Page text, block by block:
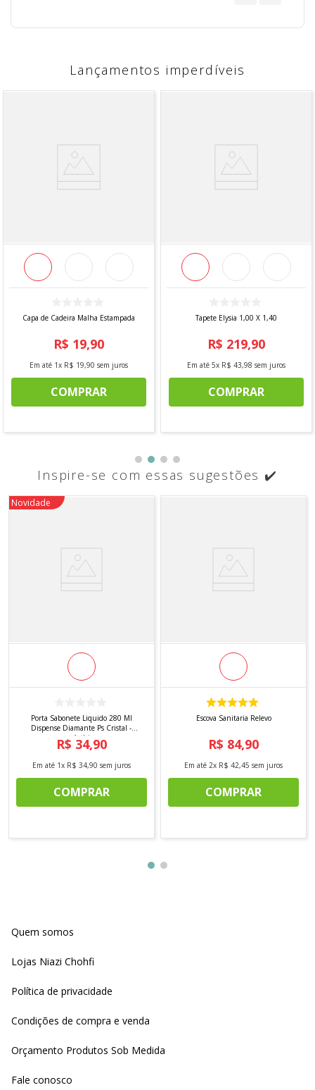
Lançamentos imperdíveis
Capa de Cadeira Malha Estampada
R$ 19,90
Em até 1x R$ 19,90 sem juros
COMPRAR
Tapete Elysia 1,00 X 1,40
R$ 219,90
Em até 5x R$ 43,98 sem juros
COMPRAR
Inspire-se com essas sugestões ✔️
Novidade
Porta Sabonete Liquido 280 Ml
Dispense Diamante Ps Cristal -
Arthi
R$ 34,90
Em até 1x R$ 34,90 sem juros
COMPRAR
Escova Sanitaria Relevo
R$ 84,90
Em até 2x R$ 42,45 sem juros
COMPRAR
Quem somos
Lojas Niazi Chohfi
Política de privacidade
Condições de compra e venda
Orçamento Produtos Sob Medida
Fale conosco